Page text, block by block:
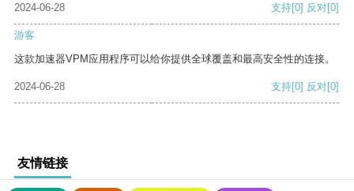
2024-06-28 支持[0] 反对[0]
游客
这款加速器VPM应用程序可以给你提供全球覆盖和最高安全性的连接。
2024-06-28 支持[0] 反对[0]
友情链接